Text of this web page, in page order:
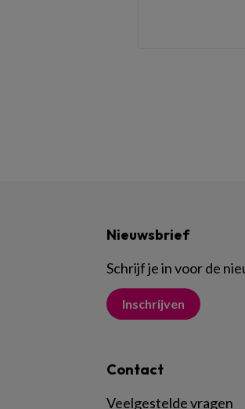
Nieuwsbrief
Schrijf je in voor de
Inschrijven
Contact
Veelgestelde vragen